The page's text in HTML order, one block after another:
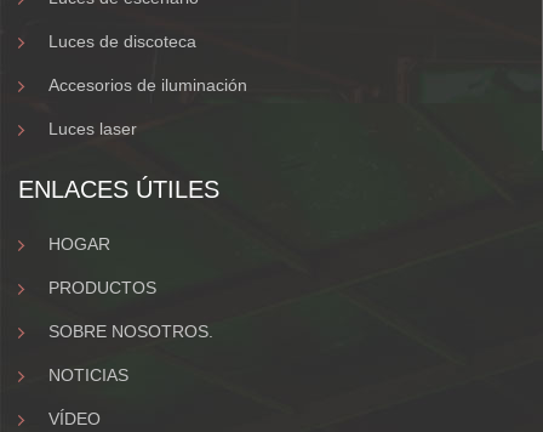
Luces de discoteca
Accesorios de iluminación
Luces laser
ENLACES ÚTILES
HOGAR
PRODUCTOS
SOBRE NOSOTROS.
NOTICIAS
VÍDEO